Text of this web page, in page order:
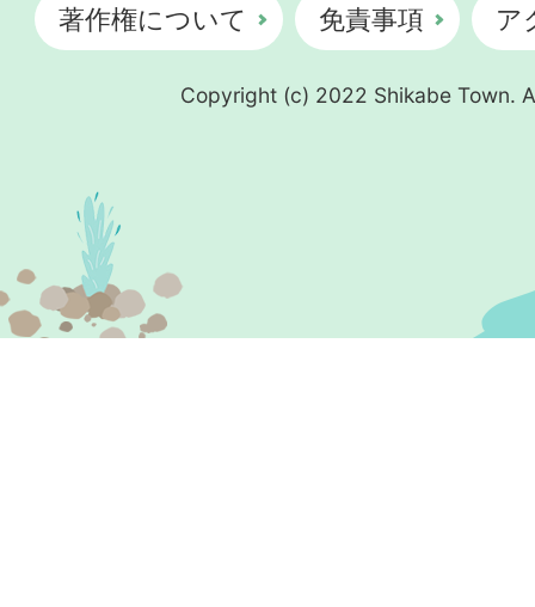
著作権について 免責事項 ア
Copyright (c) 2022 Shikabe Town.